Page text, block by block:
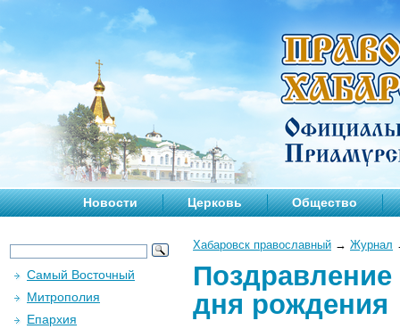
Новости Церковь Общество
Хабаровск православный → Журнал
дня рождения
Самый Восточный
Митрополия
Епархия